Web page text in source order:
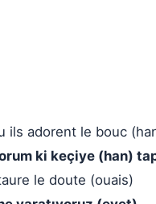
ils adorent le bouc
ki keçiye (han)
le doute (ouais)